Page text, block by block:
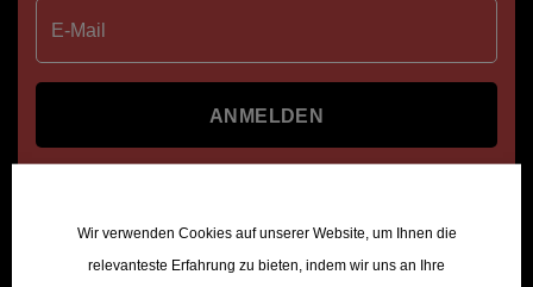
ANMELDEN
Wir verwenden Cookies auf unserer Website, um Ihnen die
relevanteste Erfahrung zu bieten, indem wir uns an Ihre